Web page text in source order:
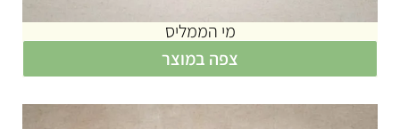
מי הממליס
צפה במוצר